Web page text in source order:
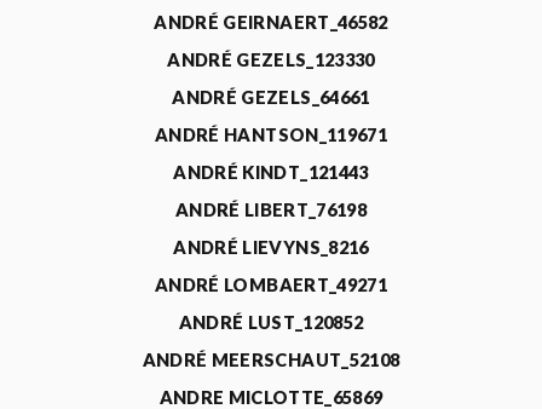
ANDRÉ GEIRNAERT_46582
ANDRÉ GEZELS_123330
ANDRÉ GEZELS_64661
ANDRÉ HANTSON_119671
ANDRÉ KINDT_121443
ANDRÉ LIBERT_76198
ANDRÉ LIEVYNS_8216
ANDRÉ LOMBAERT_49271
ANDRÉ LUST_120852
ANDRÉ MEERSCHAUT_52108
ANDRE MICLOTTE_65869